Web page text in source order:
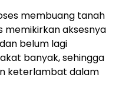
membuang tanah
memikirkan aksesnya
belum lagi
banyak, sehingga
keterlambat dalam